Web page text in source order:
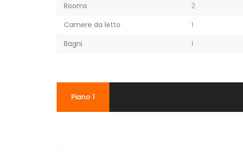
Rooms
2
Camere da letto
1
Bagni
1
Piano 1